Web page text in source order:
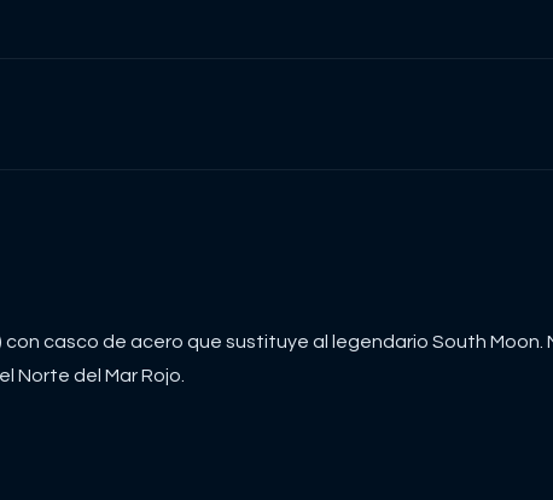
con casco de acero que sustituye al legendario South Moon.
Norte del Mar Rojo.